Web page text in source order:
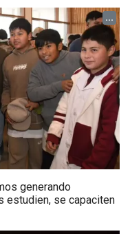
...
generando
estudien, se capaciten